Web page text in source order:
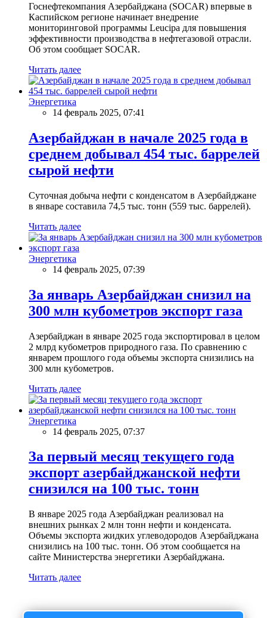
Госнефтекомпания Азербайджана (SOCAR) впервые в
Каспийском регионе начинает внедрение
мониторинговой программы Leucipa для повышения
эффективности производства в нефтегазовой отрасли.
Об этом сообщает SOCAR.
Читать далее
Энергетика
14 февраль 2025, 07:41
Азербайджан в начале 2025 года в
среднем добывал 454 тыс. баррелей
сырой нефти
Суточная добыча нефти с конденсатом в Азербайджане
в январе составила 74,5 тыс. тонн (559 тыс. баррелей).
Читать далее
Энергетика
14 февраль 2025, 07:39
За январь Азербайджан снизил на
300 млн кубометров экспорт газа
Азербайджан в январе 2025 года экспортировал в целом
2 млрд кубометров природного газа. По сравнению с
январем прошлого года объемы экспорта снизились на
300 млн кубометров.
Читать далее
Энергетика
14 февраль 2025, 07:37
За первый месяц текущего года
экспорт азербайджанской нефти
снизился на 100 тыс. тонн
В январе 2025 года Азербайджан реализовал на
внешних рынках 2 млн тонн нефти и конденсата.
Объемы экспорта жидких углеводородов Азербайджана
снизились на 100 тыс. тонн. Об этом сообщается на
сайте Министерства энергетики Азербайджана.
Читать далее